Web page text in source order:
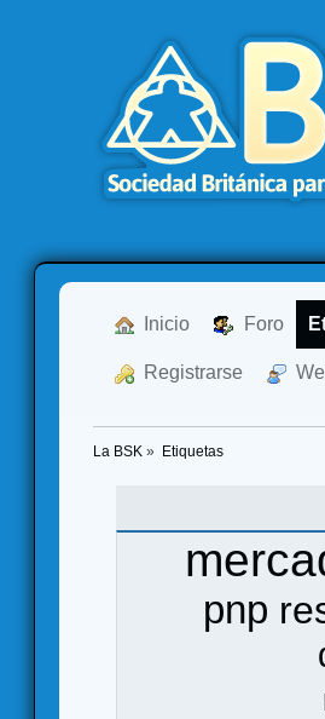
Inicio Foro
Registrarse
La BSK » Etiquetas
pnp